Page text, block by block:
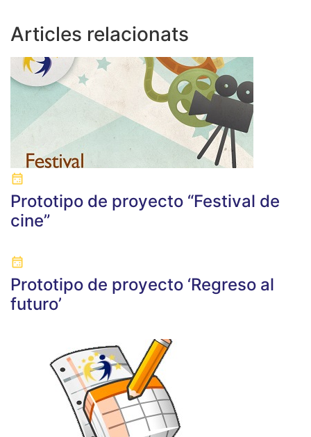
Articles relacionats
Prototipo de proyecto “Festival de
cine”
Prototipo de proyecto ‘Regreso al
futuro’